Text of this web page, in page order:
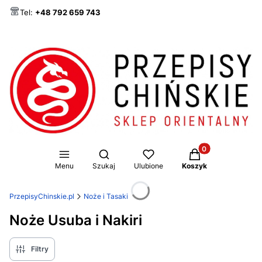
Tel: +48 792 659 743
Menu
Otwórz wyszukiwarkę
Szukaj Ulubione
Produkty w
Koszyk
PrzepisyChinskie.pl Noże i Tasaki
Noże Usuba i Nakiri
Filtry